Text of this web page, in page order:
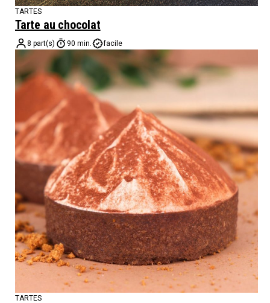
TARTES
Tarte au chocolat
8 part(s) 90 min. facile
TARTES